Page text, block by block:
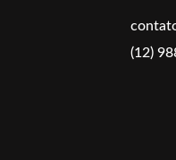
(12)